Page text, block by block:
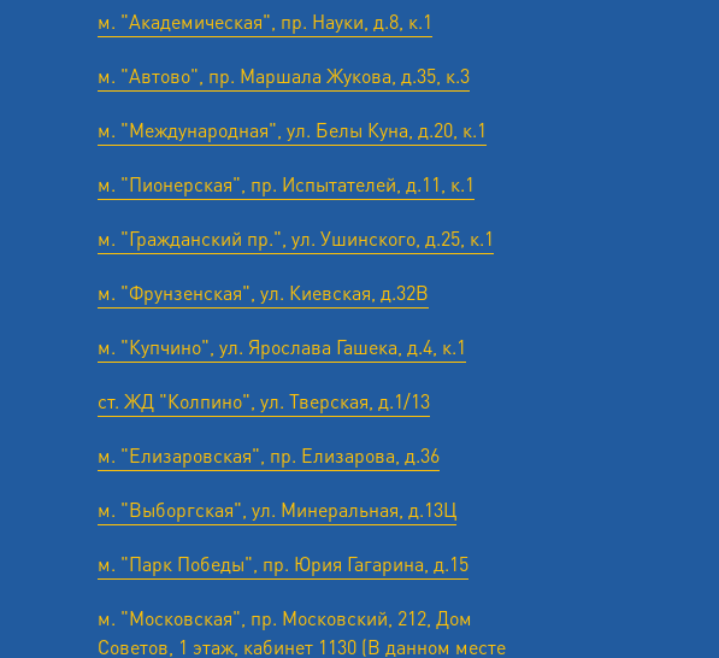
м. "Академическая", пр. Науки, д.8, к.1
м. "Автово", пр. Маршала Жукова, д.35, к.3
м. "Международная", ул. Белы Куна, д.20, к.1
м. "Пионерская", пр. Испытателей, д.11, к.1
м. "Гражданский пр.", ул. Ушинского, д.25, к.1
м. "Фрунзенская", ул. Киевская, д.32В
м. "Купчино", ул. Ярослава Гашека, д.4, к.1
ст. ЖД "Колпино", ул. Тверская, д.1/13
м. "Елизаровская", пр. Елизарова, д.36
м. "Выборгская", ул. Минеральная, д.13Ц
м. "Парк Победы", пр. Юрия Гагарина, д.15
м. "Московская", пр. Московский, 212, Дом
Советов, 1 этаж, кабинет 1130 (В данном месте